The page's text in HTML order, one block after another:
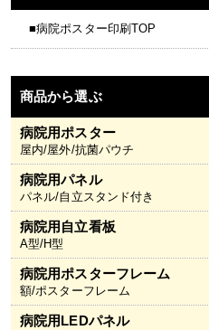
■病院ポスター印刷TOP
商品から選ぶ
病院用ポスター
屋内/屋外/抗菌パウチ
病院用パネル
パネル/自立スタンド付き
病院用自立看板
A型/H型
病院用ポスターフレーム
額/ポスターフレーム
病院用LEDパネル